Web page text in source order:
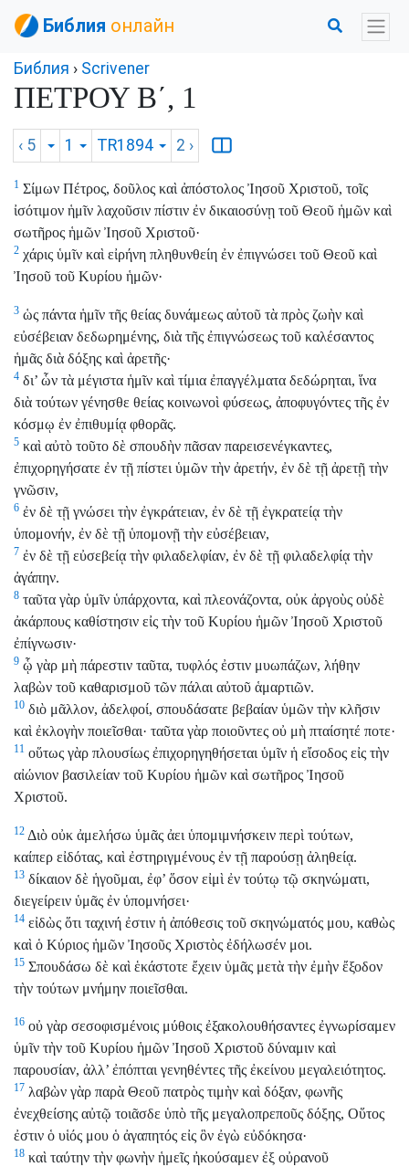
Библия онлайн
Библия › Scrivener
ΠΕΤΡΟΥ Β΄, 1
‹ 5 1 TR1894 2 ›
1 Σίμων Πέτρος, δοῦλος καὶ ἀπόστολος Ἰησοῦ Χριστοῦ, τοῖς
ἰσότιμον ἡμῖν λαχοῦσιν πίστιν ἐν δικαιοσύνῃ τοῦ Θεοῦ ἡμῶν καὶ
σωτῆρος ἡμῶν Ἰησοῦ Χριστοῦ·
2 χάρις ὑμῖν καὶ εἰρήνη πληθυνθείη ἐν ἐπιγνώσει τοῦ Θεοῦ καὶ
Ἰησοῦ τοῦ Κυρίου ἡμῶν·
3 ὡς πάντα ἡμῖν τῆς θείας δυνάμεως αὐτοῦ τὰ πρὸς ζωὴν καὶ
εὐσέβειαν δεδωρημένης, διὰ τῆς ἐπιγνώσεως τοῦ καλέσαντος
ἡμᾶς διὰ δόξης καὶ ἀρετῆς·
4 δι’ ὧν τὰ μέγιστα ἡμῖν καὶ τίμια ἐπαγγέλματα δεδώρηται, ἵνα
διὰ τούτων γένησθε θείας κοινωνοὶ φύσεως, ἀποφυγόντες τῆς ἐν
κόσμῳ ἐν ἐπιθυμίᾳ φθορᾶς.
5 καὶ αὐτὸ τοῦτο δὲ σπουδὴν πᾶσαν παρεισενέγκαντες,
ἐπιχορηγήσατε ἐν τῇ πίστει ὑμῶν τὴν ἀρετήν, ἐν δὲ τῇ ἀρετῇ τὴν
γνῶσιν,
6 ἐν δὲ τῇ γνώσει τὴν ἐγκράτειαν, ἐν δὲ τῇ ἐγκρατείᾳ τὴν
ὑπομονήν, ἐν δὲ τῇ ὑπομονῇ τὴν εὐσέβειαν,
7 ἐν δὲ τῇ εὐσεβείᾳ τὴν φιλαδελφίαν, ἐν δὲ τῇ φιλαδελφίᾳ τὴν
ἀγάπην.
8 ταῦτα γὰρ ὑμῖν ὑπάρχοντα, καὶ πλεονάζοντα, οὐκ ἀργοὺς οὐδὲ
ἀκάρπους καθίστησιν εἰς τὴν τοῦ Κυρίου ἡμῶν Ἰησοῦ Χριστοῦ
ἐπίγνωσιν·
9 ᾧ γὰρ μὴ πάρεστιν ταῦτα, τυφλός ἐστιν μυωπάζων, λήθην
λαβὼν τοῦ καθαρισμοῦ τῶν πάλαι αὐτοῦ ἁμαρτιῶν.
10 διὸ μᾶλλον, ἀδελφοί, σπουδάσατε βεβαίαν ὑμῶν τὴν κλῆσιν
καὶ ἐκλογὴν ποιεῖσθαι· ταῦτα γὰρ ποιοῦντες οὐ μὴ πταίσητέ ποτε·
11 οὕτως γὰρ πλουσίως ἐπιχορηγηθήσεται ὑμῖν ἡ εἴσοδος εἰς τὴν
αἰώνιον βασιλείαν τοῦ Κυρίου ἡμῶν καὶ σωτῆρος Ἰησοῦ
Χριστοῦ.
12 Διὸ οὐκ ἀμελήσω ὑμᾶς ἀει ὑπομιμνήσκειν περὶ τούτων,
καίπερ εἰδότας, καὶ ἐστηριγμένους ἐν τῇ παρούσῃ ἀληθείᾳ.
13 δίκαιον δὲ ἡγοῦμαι, ἐφ’ ὅσον εἰμὶ ἐν τούτῳ τῷ σκηνώματι,
διεγείρειν ὑμᾶς ἐν ὑπομνήσει·
14 εἰδὼς ὅτι ταχινή ἐστιν ἡ ἀπόθεσις τοῦ σκηνώματός μου, καθὼς
καὶ ὁ Κύριος ἡμῶν Ἰησοῦς Χριστὸς ἐδήλωσέν μοι.
15 Σπουδάσω δὲ καὶ ἑκάστοτε ἔχειν ὑμᾶς μετὰ τὴν ἐμὴν ἔξοδον
τὴν τούτων μνήμην ποιεῖσθαι.
16 οὐ γὰρ σεσοφισμένοις μύθοις ἐξακολουθήσαντες ἐγνωρίσαμεν
ὑμῖν τὴν τοῦ Κυρίου ἡμῶν Ἰησοῦ Χριστοῦ δύναμιν καὶ
παρουσίαν, ἀλλ’ ἐπόπται γενηθέντες τῆς ἐκείνου μεγαλειότητος.
17 λαβὼν γὰρ παρὰ Θεοῦ πατρὸς τιμὴν καὶ δόξαν, φωνῆς
ἐνεχθείσης αὐτῷ τοιᾶσδε ὑπὸ τῆς μεγαλοπρεποῦς δόξης, Οὕτος
ἐστιν ὁ υἱός μου ὁ ἀγαπητός εἰς ὃν ἐγὼ εὐδόκησα·
18 καὶ ταύτην τὴν φωνὴν ἡμεῖς ἠκούσαμεν ἐξ οὐρανοῦ